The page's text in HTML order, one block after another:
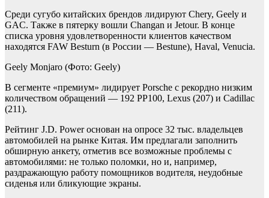
Среди сугубо китайских брендов лидируют Chery, Geely и
GAC. Также в пятерку вошли Changan и Jetour. В конце
списка уровня удовлетворенности клиентов качеством
находятся FAW Besturn (в России — Bestune), Haval, Venucia.
Geely Monjaro (Фото: Geely)
В сегменте «премиум» лидирует Porsche с рекордно низким
количеством обращений — 192 PP100, Lexus (207) и Cadillac
(211).
Рейтинг J.D. Power основан на опросе 32 тыс. владельцев
автомобилей на рынке Китая. Им предлагали заполнить
обширную анкету, отметив все возможные проблемы с
автомобилями: не только поломки, но и, например,
раздражающую работу помощников водителя, неудобные
сиденья или бликующие экраны.